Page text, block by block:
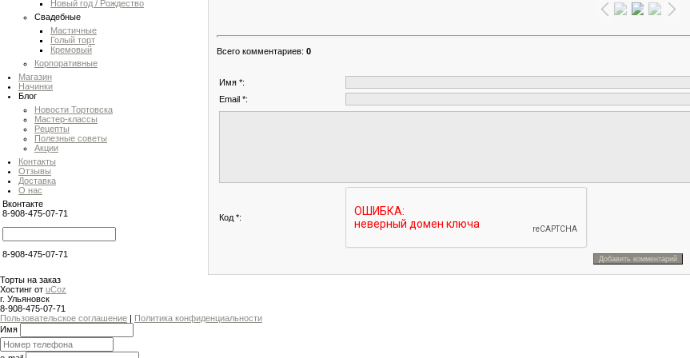
Новый год / Рождество
Свадебные
Мастичные
Голый торт
Кремовый
Корпоративные
Магазин
Начинки
Блог
Новости Тортовска
Мастер-классы
Рецепты
Полезные советы
Акции
Контакты
Отзывы
Доставка
О нас
Вконтакте
8-908-475-07-71
8-908-475-07-71
Всего комментариев: 0
Имя *:
Email *:
Код *:
Торты на заказ
Хостинг от uCoz
г. Ульяновск
8-908-475-07-71
Пользовательское соглашение | Политика конфиденциальности
Имя